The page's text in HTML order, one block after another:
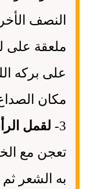
النصف
ملعقة على
على بركه
مكان
3-
لقمل
تعجن مع
به الشعر